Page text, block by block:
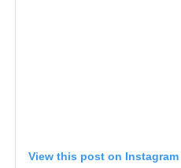
View this post on Instagram